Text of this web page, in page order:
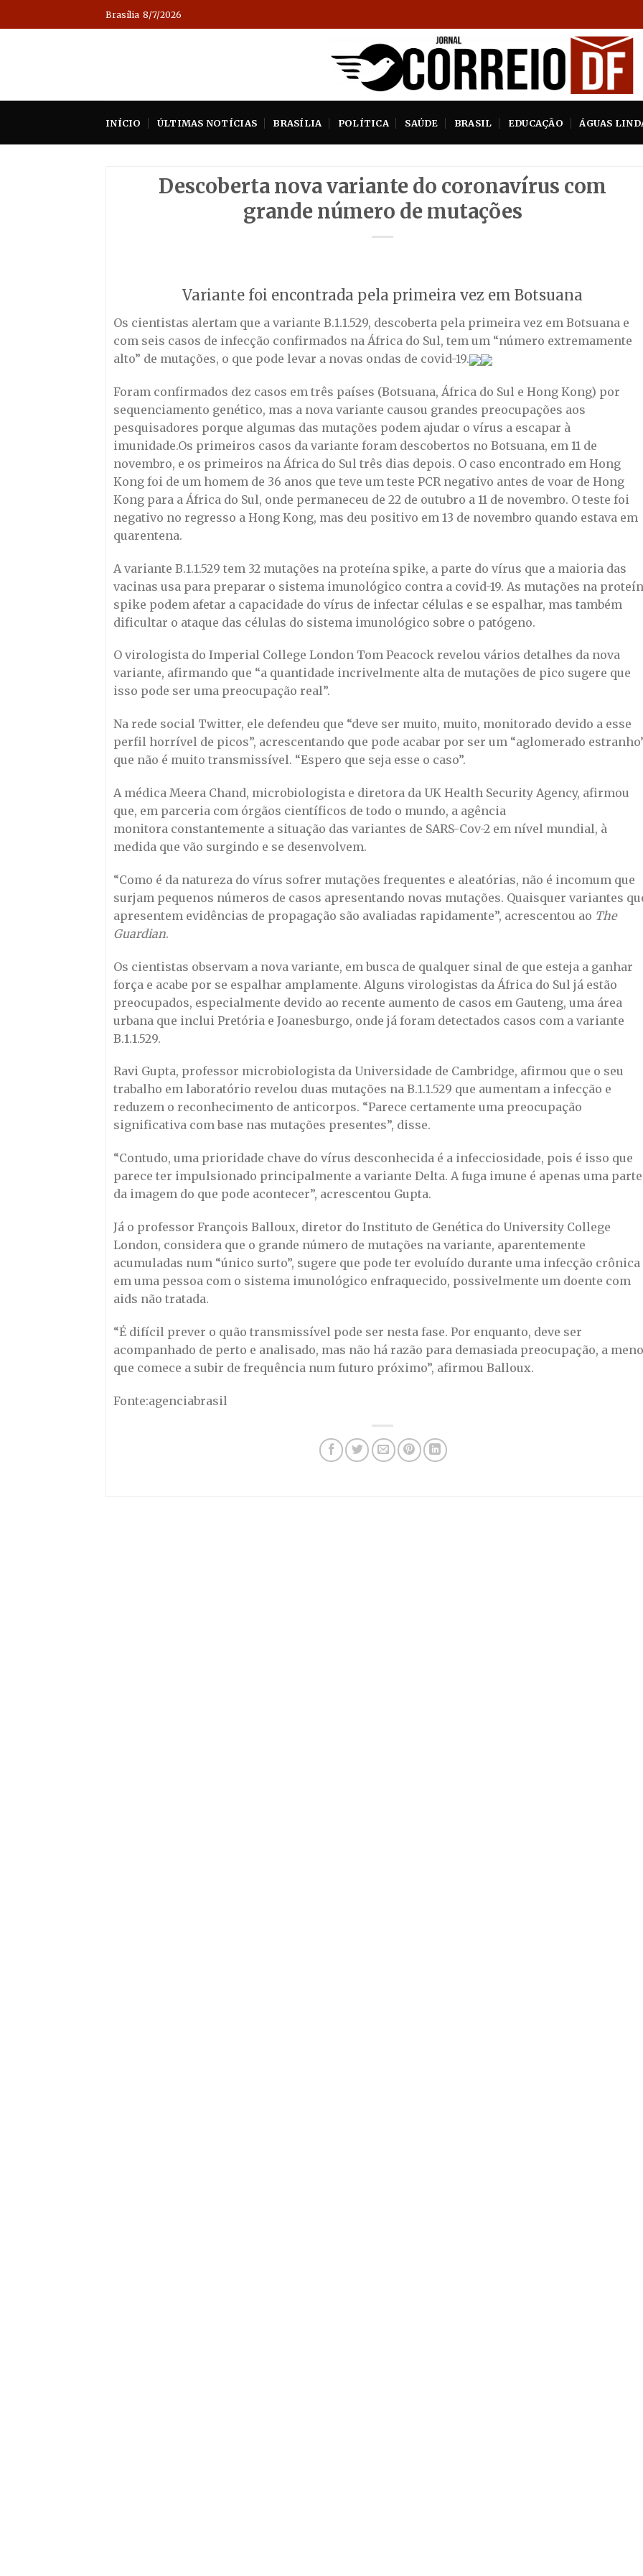
to
Brasília 8/7/2026
INÍCIO ÚLTIMAS NOTÍCIAS BRASÍLIA POLÍTICA SAÚDE BRASIL EDUCAÇÃO ÁGUAS
Descoberta nova variante do coronavírus com
grande número de mutações
Variante foi encontrada pela primeira vez em Botsuana
Os cientistas alertam que a variante B.1.1.529, descoberta pela primeira vez em Botsuana e
com seis casos de infecção confirmados na África do Sul, tem um “número extremamente
alto” de mutações, o que pode levar a novas ondas de covid-19.
Foram confirmados dez casos em três países (Botsuana, África do Sul e Hong Kong) por
sequenciamento genético, mas a nova variante causou grandes preocupações aos
pesquisadores porque algumas das mutações podem ajudar o vírus a escapar à
imunidade.Os primeiros casos da variante foram descobertos no Botsuana, em 11 de
novembro, e os primeiros na África do Sul três dias depois. O caso encontrado em Hong
Kong foi de um homem de 36 anos que teve um teste PCR negativo antes de voar de Hong
Kong para a África do Sul, onde permaneceu de 22 de outubro a 11 de novembro. O teste foi
negativo no regresso a Hong Kong, mas deu positivo em 13 de novembro quando estava em
quarentena.
A variante B.1.1.529 tem 32 mutações na proteína spike, a parte do vírus que a maioria das
vacinas usa para preparar o sistema imunológico contra a covid-19. As mutações na
spike podem afetar a capacidade do vírus de infectar células e se espalhar, mas também
dificultar o ataque das células do sistema imunológico sobre o patógeno.
O virologista do Imperial College London Tom Peacock revelou vários detalhes da nova
variante, afirmando que “a quantidade incrivelmente alta de mutações de pico sugere que
isso pode ser uma preocupação real”.
Na rede social Twitter, ele defendeu que “deve ser muito, muito, monitorado devido a esse
perfil horrível de picos”, acrescentando que pode acabar por ser um “aglomerado
que não é muito transmissível. “Espero que seja esse o caso”.
A médica Meera Chand, microbiologista e diretora da UK Health Security Agency, afirmou
que, em parceria com órgãos científicos de todo o mundo, a agência
monitora constantemente a situação das variantes de SARS-Cov-2 em nível mundial, à
medida que vão surgindo e se desenvolvem.
“Como é da natureza do vírus sofrer mutações frequentes e aleatórias, não é incomum que
surjam pequenos números de casos apresentando novas mutações. Quaisquer variantes
apresentem evidências de propagação são avaliadas rapidamente”, acrescentou ao The
Guardian.
Os cientistas observam a nova variante, em busca de qualquer sinal de que esteja a ganhar
força e acabe por se espalhar amplamente. Alguns virologistas da África do Sul já estão
preocupados, especialmente devido ao recente aumento de casos em Gauteng, uma área
urbana que inclui Pretória e Joanesburgo, onde já foram detectados casos com a variante
B.1.1.529.
Ravi Gupta, professor microbiologista da Universidade de Cambridge, afirmou que o seu
trabalho em laboratório revelou duas mutações na B.1.1.529 que aumentam a infecção e
reduzem o reconhecimento de anticorpos. “Parece certamente uma preocupação
significativa com base nas mutações presentes”, disse.
“Contudo, uma prioridade chave do vírus desconhecida é a infecciosidade, pois é isso que
parece ter impulsionado principalmente a variante Delta. A fuga imune é apenas uma parte
da imagem do que pode acontecer”, acrescentou Gupta.
Já o professor François Balloux, diretor do Instituto de Genética do University College
London, considera que o grande número de mutações na variante, aparentemente
acumuladas num “único surto”, sugere que pode ter evoluído durante uma infecção crônica
em uma pessoa com o sistema imunológico enfraquecido, possivelmente um doente com
aids não tratada.
“É difícil prever o quão transmissível pode ser nesta fase. Por enquanto, deve ser
acompanhado de perto e analisado, mas não há razão para demasiada preocupação, a
que comece a subir de frequência num futuro próximo”, afirmou Balloux.
Fonte:agenciabrasil